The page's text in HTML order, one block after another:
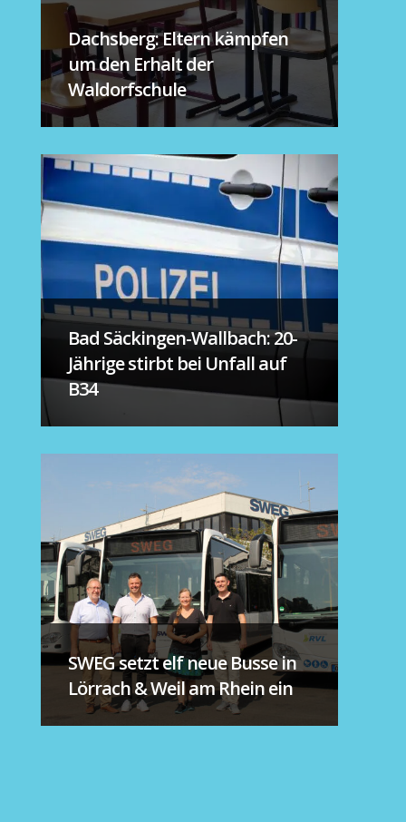
Dachsberg: Eltern kämpfen
um den Erhalt der
Waldorfschule
Bad Säckingen-Wallbach: 20-
Jährige stirbt bei Unfall auf
B34
SWEG setzt elf neue Busse in
Lörrach & Weil am Rhein ein